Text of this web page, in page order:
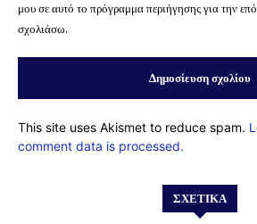
μου σε αυτό το πρόγραμμα περιήγησης για την
σχολιάσω.
This site uses Akismet to reduce spam.
comment data is processed.
ΣΧΕΤΙΚΆ